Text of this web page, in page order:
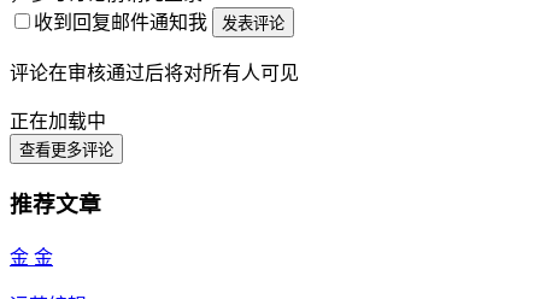
收到回复邮件通知我
发表评论
评论在审核通过后将对所有人可见
正在加载中
查看更多评论
推荐文章
金 金